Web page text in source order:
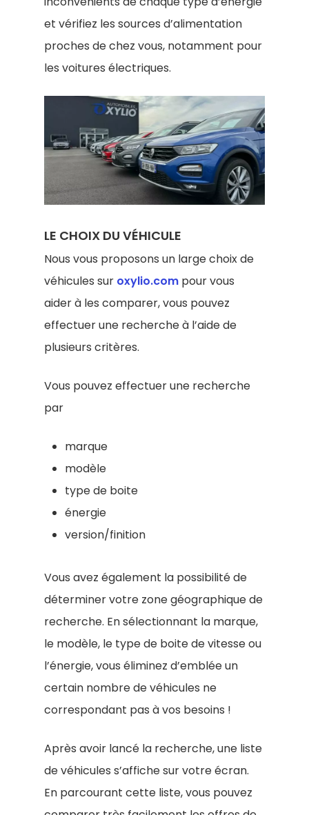
et vérifiez les sources d’alimentation
proches de chez vous, notamment pour
les voitures électriques.
LE CHOIX DU VÉHICULE
Nous vous proposons un large choix de
véhicules sur oxylio.com pour vous
aider à les comparer, vous pouvez
effectuer une recherche à l’aide de
plusieurs critères.
Vous pouvez effectuer une recherche
par
marque
modèle
type de boite
énergie
version/finition
Vous avez également la possibilité de
déterminer votre zone géographique de
recherche. En sélectionnant la marque,
le modèle, le type de boite de vitesse ou
l’énergie, vous éliminez d’emblée un
certain nombre de véhicules ne
correspondant pas à vos besoins !
Après avoir lancé la recherche, une liste
de véhicules s’affiche sur votre écran.
En parcourant cette liste, vous pouvez